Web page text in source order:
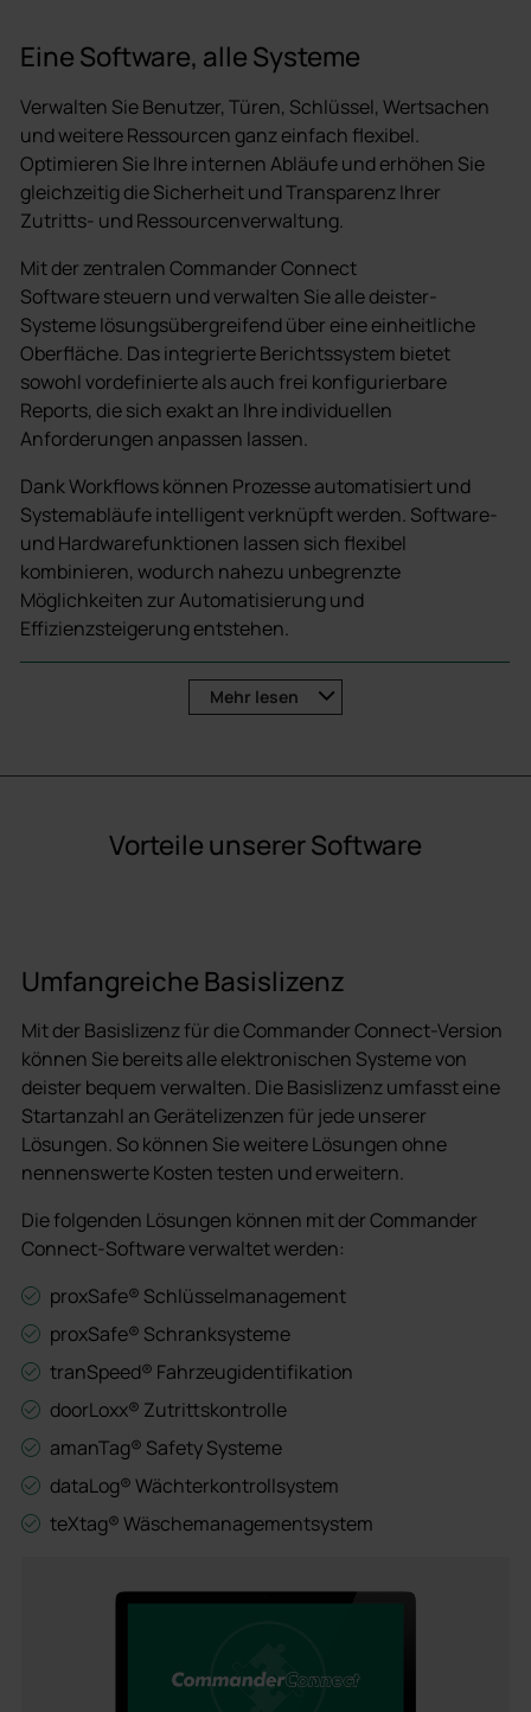
Eine Software, alle Systeme
Verwalten Sie Benutzer, Türen, Schlüssel, Wertsachen
und weitere Ressourcen ganz einfach flexibel.
Optimieren Sie Ihre internen Abläufe und erhöhen Sie
gleichzeitig die Sicherheit und Transparenz Ihrer
Zutritts- und Ressourcenverwaltung.
Mit der zentralen Commander Connect
Software steuern und verwalten Sie alle deister-
Systeme lösungsübergreifend über eine einheitliche
Oberfläche. Das integrierte Berichtssystem bietet
sowohl vordefinierte als auch frei konfigurierbare
Reports, die sich exakt an Ihre individuellen
Anforderungen anpassen lassen.
Dank Workflows können Prozesse automatisiert und
Systemabläufe intelligent verknüpft werden. Software-
und Hardwarefunktionen lassen sich flexibel
kombinieren, wodurch nahezu unbegrenzte
Möglichkeiten zur Automatisierung und
Effizienzsteigerung entstehen.
Mehr lesen
Eine Software für alle deister-Systeme
Umfassende Berichterstellung
Automatisierungsfunktionen
Softwarelösungen
Vorteile unserer Software
Umfangreiche Basislizenz
Mit der Basislizenz für die Commander Connect-Version
können Sie bereits alle elektronischen Systeme von
deister bequem verwalten. Die Basislizenz umfasst eine
Startanzahl an Gerätelizenzen für jede unserer
Lösungen. So können Sie weitere Lösungen ohne
nennenswerte Kosten testen und erweitern.
Die folgenden Lösungen können mit der Commander
Connect-Software verwaltet werden:
proxSafe® Schlüsselmanagement
proxSafe® Schranksysteme
tranSpeed® Fahrzeugidentifikation
doorLoxx® Zutrittskontrolle
amanTag® Safety Systeme
dataLog® Wächterkontrollsystem
teXtag® Wäschemanagementsystem